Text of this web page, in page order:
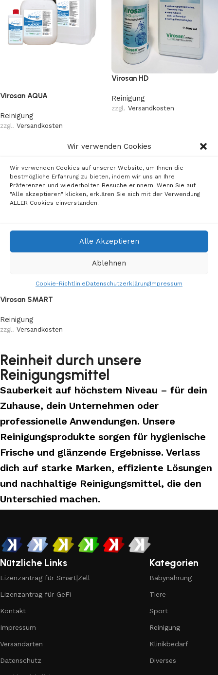
Wir verwenden Cookies
Wir verwenden Cookies auf unserer Website, um Ihnen die
bestmögliche Erfahrung zu bieten, indem wir uns an Ihre
Präferenzen und wiederholten Besuche erinnern. Wenn Sie auf
"Alle akzeptieren" klicken, erklären Sie sich mit der Verwendung
ALLER Cookies einverstanden.
Alle Akzeptieren
Ablehnen
Cookie-RichtlinieDatenschutzerklärungImpressum
Virosan AQUA
Reinigung
zzgl. Versandkosten
Virosan HD
Reinigung
zzgl. Versandkosten
Virosan SMART
Reinigung
zzgl. Versandkosten
Reinheit durch unsere
Reinigungsmittel
Sauberkeit auf höchstem Niveau – für dein
Zuhause, dein Unternehmen oder
professionelle Anwendungen. Unsere
Reinigungsprodukte sorgen für hygienische
Frische und glänzende Ergebnisse. Verlass
dich auf starke Marken, effiziente Lösungen
und nachhaltige Reinigungsmittel, die den
Unterschied machen.
Nützliche Links
Lizenzantrag für Smart|Zell
Lizenzantrag für GeFi
Kontakt
Impressum
Versandarten
Datenschutz
Kategorien
Babynahrung
Tiere
Sport
Reinigung
Klinikbedarf
Diverses